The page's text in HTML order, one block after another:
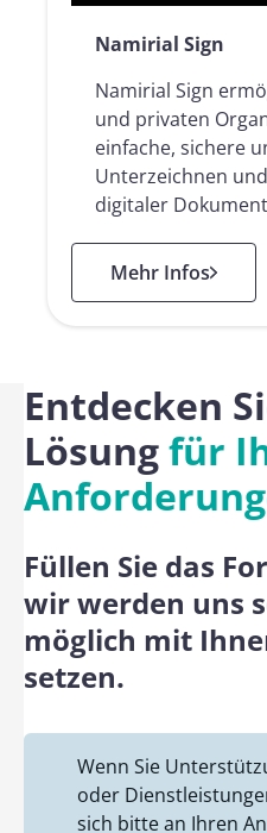
Namirial Sign
Namirial Sign
und privaten
einfache, sichere
Unterzeichnen
digitaler
Mehr Infos
: Namirial Sign
Entdecken
Lösungfür
Füllen Sie das
wir werden uns
möglich mit
setzen.
Wenn Sie
oder
sich bitte an Ihren